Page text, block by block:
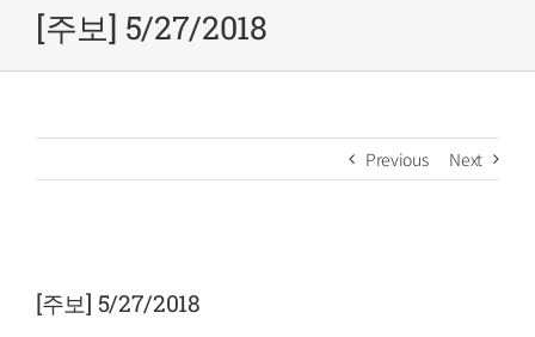
[주보] 5/27/2018
Previous Next
Larger
Image
[주보] 5/27/2018